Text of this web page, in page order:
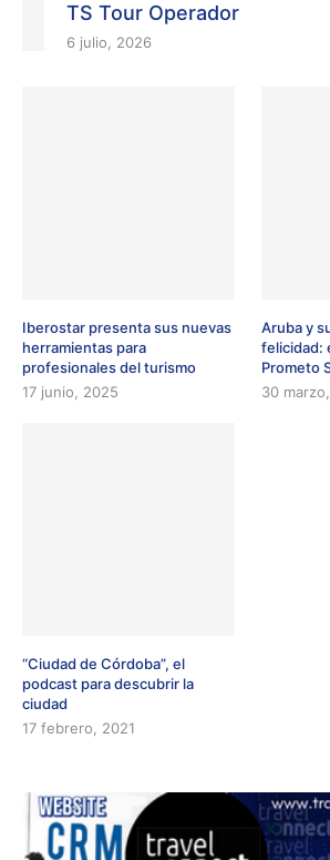
TS Tour Operador
6 julio, 2026
Iberostar presenta sus nuevas
herramientas para
profesionales del turismo
17 junio, 2025
Aruba y
felicidad:
Prometo
30
“Ciudad de Córdoba”, el
podcast para descubrir la
ciudad
17 febrero, 2021